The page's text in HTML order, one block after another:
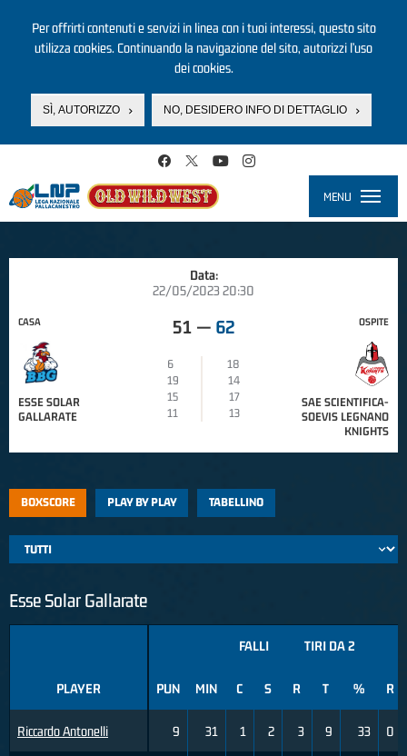
Per offrirti contenuti e servizi in linea con i tuoi interessi, questo sito
utilizza cookies. Continuando la navigazione del sito, autorizzi l’uso
dei cookies.
SÌ, AUTORIZZO NO, DESIDERO INFO DI DETTAGLIO
MENU
Data:
22/05/2023 20:30
CASA
ESSE SOLAR
GALLARATE
51 — 62
6
18
19
14
15
17
11
13
OSPITE
SAE SCIENTIFICA-
SOEVIS LEGNANO
KNIGHTS
BOXSCORE PLAY BY PLAY TABELLINO
Esse Solar Gallarate
PLAYER
Riccardo Antonelli
FALLI TIRI DA 2
PUN MIN C S R T % R
9 31 1 2 3 9 33 0